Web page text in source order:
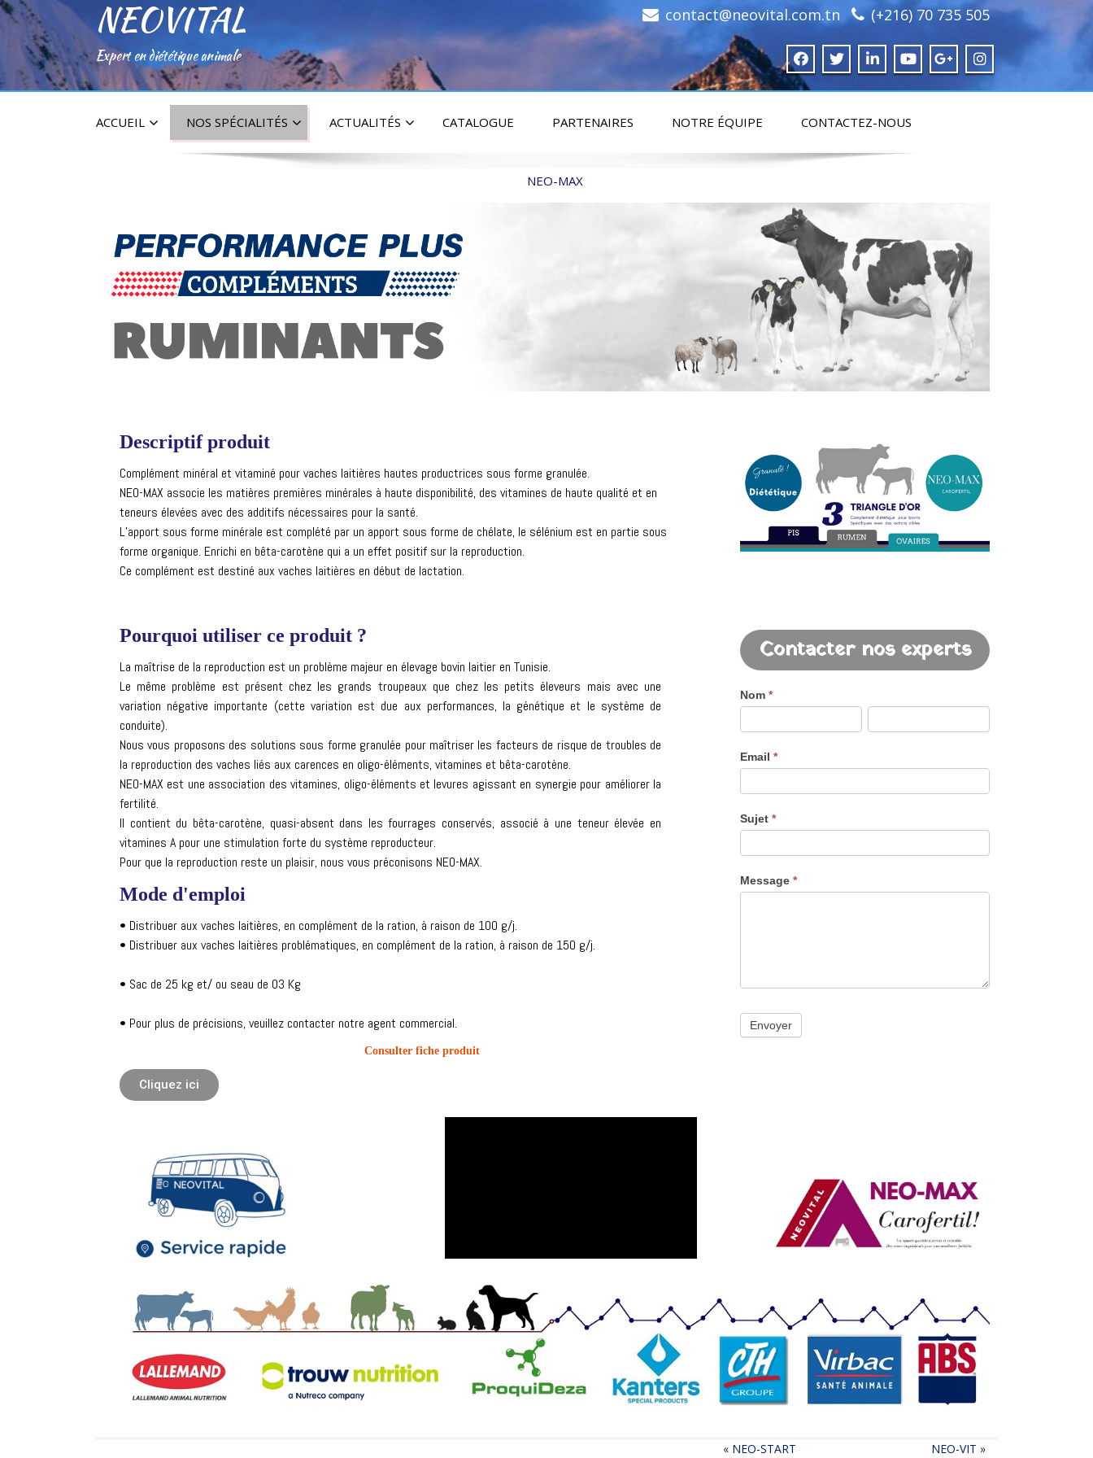
NEOVITAL
Expert en diététique animale
contact@neovital.com.tn (+216) 70 735 505
ACCUEIL NOS SPÉCIALITÉS ACTUALITÉS CATALOGUE PARTENAIRES NOTRE ÉQUIPE CONTACTEZ-NOUS
NEO-MAX
Descriptif produit
Complément minéral et vitaminé pour vaches laitières hautes productrices sous forme granulée.
NEO-MAX associe les matières premières minérales à haute disponibilité, des vitamines de haute qualité et en
teneurs élevées avec des additifs nécessaires pour la santé.
L’apport sous forme minérale est complété par un apport sous forme de chélate, le sélénium est en partie sous
forme organique. Enrichi en bêta-carotène qui a un effet positif sur la reproduction.
Ce complément est destiné aux vaches laitières en début de lactation.
Pourquoi utiliser ce produit ?
La maîtrise de la reproduction est un problème majeur en élevage bovin laitier en Tunisie.
Le même problème est présent chez les grands troupeaux que chez les petits éleveurs mais avec une
variation négative importante (cette variation est due aux performances, la génétique et le système de
conduite).
Nous vous proposons des solutions sous forme granulée pour maîtriser les facteurs de risque de troubles de
la reproduction des vaches liés aux carences en oligo-éléments, vitamines et bêta-carotène.
NEO-MAX est une association des vitamines, oligo-éléments et levures agissant en synergie pour améliorer la
fertilité.
Il contient du bêta-carotène, quasi-absent dans les fourrages conservés, associé à une teneur élevée en
vitamines A pour une stimulation forte du système reproducteur.
Pour que la reproduction reste un plaisir, nous vous préconisons NEO-MAX.
Mode d'emploi
• Distribuer aux vaches laitières, en complément de la ration, à raison de 100 g/j.
• Distribuer aux vaches laitières problématiques, en complément de la ration, à raison de 150 g/j.
• Sac de 25 kg et/ ou seau de 03 Kg
• Pour plus de précisions, veuillez contacter notre agent commercial.
Consulter fiche produit
Cliquez ici
Contacter nos experts
Nom *
Email *
Sujet *
Message *
Envoyer
« NEO-START NEO-VIT »